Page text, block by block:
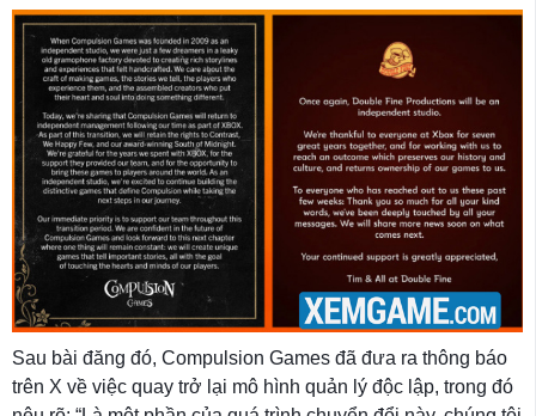
Sau bài đăng đó, Compulsion Games đã đưa ra thông báo
trên X về việc quay trở lại mô hình quản lý độc lập, trong đó